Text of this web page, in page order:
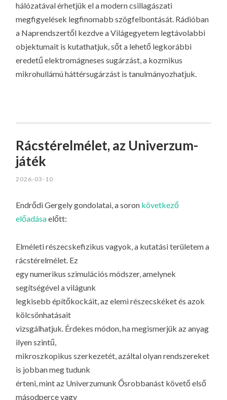
hálózatával érhetjük el a modern csillagászati
megfigyelések legfinomabb szögfelbontását. Rádióban
a Naprendszertől kezdve a Világegyetem legtávolabbi
objektumait is kutathatjuk, sőt a lehető legkorábbi
eredetű elektromágneses sugárzást, a kozmikus
mikrohullámú háttérsugárzást is tanulmányozhatjuk.
Rácstérelmélet, az Univerzum-
játék
2026-03-10
Endrődi Gergely gondolatai, a soron következő
előadásaelőtt:
Elméleti részecskefizikus vagyok, a kutatási területem a
rácstérelmélet. Ez
egy numerikus szimulációs módszer, amelynek
segítségével a világunk
legkisebb építőkockáit, az elemi részecskéket és azok
kölcsönhatásait
vizsgálhatjuk. Érdekes módon, ha megismerjük az anyag
ilyen szintű,
mikroszkopikus szerkezetét, azáltal olyan rendszereket
is jobban meg tudunk
érteni, mint az Univerzumunk Ősrobbanást követő első
másodperce vagy